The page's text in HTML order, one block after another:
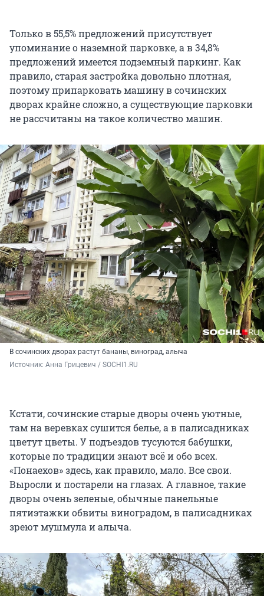
Только в 55,5% предложений присутствует
упоминание о наземной парковке, а в 34,8%
предложений имеется подземный паркинг. Как
правило, старая застройка довольно плотная,
поэтому припарковать машину в сочинских
дворах крайне сложно, а существующие парковки
не рассчитаны на такое количество машин.
В сочинских дворах растут бананы, виноград, алыча
Источник: Анна Грицевич / SOCHI1.RU
Кстати, сочинские старые дворы очень уютные,
там на веревках сушится белье, а в палисадниках
цветут цветы. У подъездов тусуются бабушки,
которые по традиции знают всё и обо всех.
«Понаехов» здесь, как правило, мало. Все свои.
Выросли и постарели на глазах. А главное, такие
дворы очень зеленые, обычные панельные
пятиэтажки обвиты виноградом, в палисадниках
зреют мушмула и алыча.